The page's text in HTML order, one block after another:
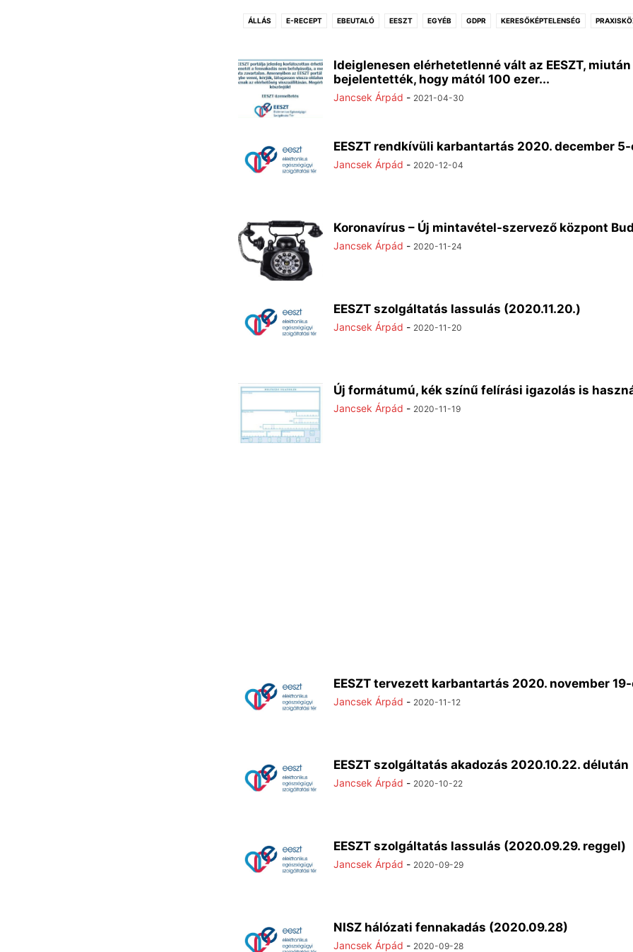
ÁLLÁS E-RECEPT EBEUTALÓ EESZT EGYÉB GDPR KERESŐKÉPTELENSÉG
Ideiglenesen elérhetetlenné vált az EESZT, miután
bejelentették, hogy mától 100 ezer...
Jancsek Árpád - 2021-04-30
EESZT rendkívüli karbantartás 2020. december
Jancsek Árpád - 2020-12-04
Koronavírus – Új mintavétel-szervező központ
Jancsek Árpád - 2020-11-24
EESZT szolgáltatás lassulás (2020.11.20.)
Jancsek Árpád - 2020-11-20
Új formátumú, kék színű felírási igazolás is
Jancsek Árpád - 2020-11-19
EESZT tervezett karbantartás 2020. november
Jancsek Árpád - 2020-11-12
EESZT szolgáltatás akadozás 2020.10.22. délután
Jancsek Árpád - 2020-10-22
EESZT szolgáltatás lassulás (2020.09.29. reggel)
Jancsek Árpád - 2020-09-29
NISZ hálózati fennakadás (2020.09.28)
Jancsek Árpád - 2020-09-28